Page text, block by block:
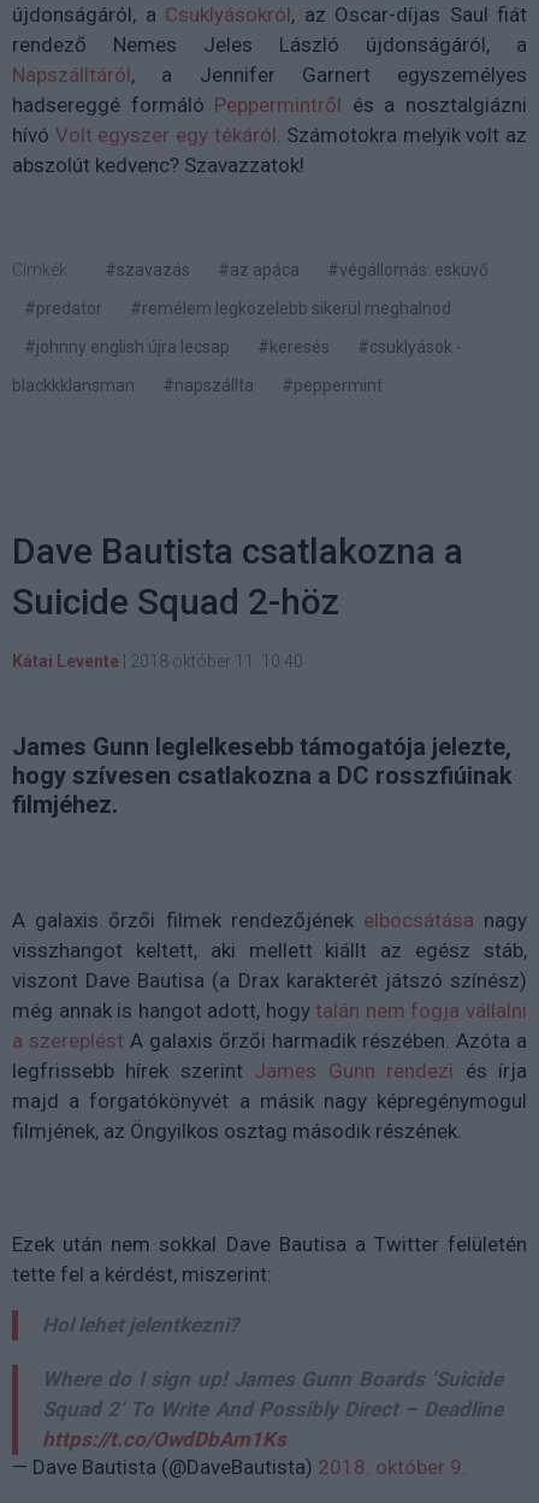
újdonságáról, a Csuklyásokról, az Oscar-díjas Saul fiát
rendező Nemes Jeles László újdonságáról, a
Napszálltáról, a Jennifer Garnert egyszemélyes
hadsereggé formáló Peppermintről és a nosztalgiázni
hívó Volt egyszer egy tékáról . Számotokra melyik volt az
abszolút kedvenc? Szavazzatok!
Címkék: #szavazás #az apáca
#végállomás: esküvő
#predator
#remélem legközelebb sikerül meghalnod
#johnny english újra lecsap
#keresés
#csuklyások -
blackkklansman
#napszállta #peppermint
Dave Bautista csatlakozna a
Suicide Squad 2-höz
Kátai Levente 2018 október 11. 10:40
James Gunn leglelkesebb támogatója jelezte,
hogy szívesen csatlakozna a DC rosszfiúinak
filmjéhez.
A galaxis őrzői filmek rendezőjének elbocsátása nagy
visszhangot keltett, aki mellett kiállt az egész stáb,
viszont Dave Bautisa (a Drax karakterét játszó színész)
még annak is hangot adott, hogytalán nem fogja vállalni
a szereplést A galaxis őrzői harmadik részében. Azóta a
legfrissebb hírek szerint James Gunn rendezi és írja
majd a forgatókönyvét a másik nagy képregénymogul
filmjének, az Öngyilkos osztag második részének.
Ezek után nem sokkal Dave Bautisa a Twitter felületén
tette fel a kérdést, miszerint:
Hol lehet jelentkezni?
Where do I sign up! James Gunn Boards ‘Suicide
Squad 2’ To Write And Possibly Direct – Deadline
https://t.co/OwdDbAm1Ks
— Dave Bautista (@DaveBautista) 2018. október 9.